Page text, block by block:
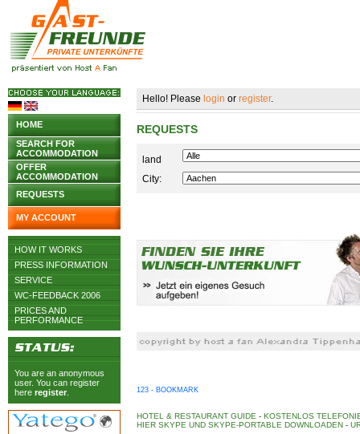
HOME
SEARCH FOR
ACCOMMODATION
OFFER
ACCOMMODATION
REQUESTS
MY ACCOUNT
HOW IT WORKS
PRESS INFORMATION
SERVICE
WC-FEEDBACK 2006
PRICES AND
PERFORMANCE
You are an anonymous
user. You can register
here register
Hello! Please login or register.
REQUESTS
land
City:
123 - BOOKMARK
HOTEL & RESTAURANT GUIDE - KOSTENLOS
HIER SKYPE UND SKYPE-PORTABLE DOWNLOADEN -